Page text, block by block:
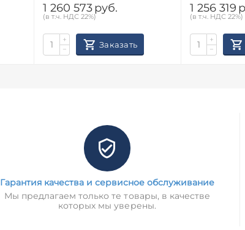
1 260 573руб.
(в т.ч. НДС 22%)
+
−
Заказать
1 256 319
(в т.ч. НДС 22%)
+
−
Гарантия качества и сервисное обслуживание
Мы предлагаем только те товары, в качестве
которых мы уверены.